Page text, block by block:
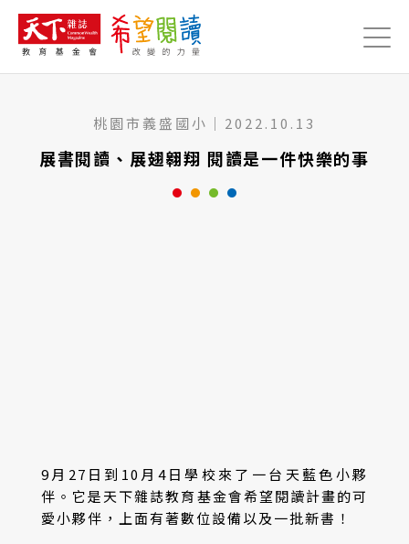
Jump to Navigation
Jump to Main content
桃園市義盛國小 ｜ 2022.10.13
展書閱讀、展翅翱翔 閱讀是一件快樂的事
9月27日到10月4日學校來了一台天藍色小夥
伴。它是天下雜誌教育基金會希望閱讀計畫的可
愛小夥伴，上面有著數位設備以及一批新書！